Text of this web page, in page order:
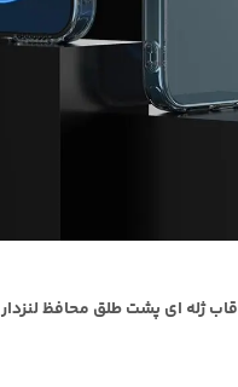
قابژله ای پشت طلق محافظ لنزدار